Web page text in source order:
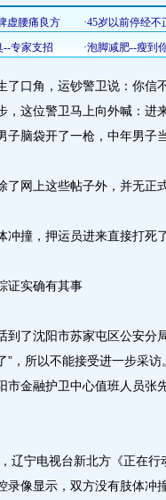
了口角，运钞警卫说：你信
，这位警卫马上向外喊：进
子脑袋开了一枪，中年男子
网上这些帖子外，并无正
撞，押运员进来直接打死
实确有其事
了沈阳市苏家屯区公安分
”，所以不能接受进一步采
市金融护卫中心值班人员张
宁电视台新北方《正在行
录像显示，双方没有肢体冲